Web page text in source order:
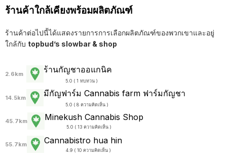
ร้านค้าใกล้เคียงพร้อมผลิตภัณฑ์
ร้านค้าต่อไปนี้ได้แสดงรายการการเลือกผลิตภัณฑ์ของพวกเขาและอยู่
ใกล้กับ topbud’s slowbar & shop
2.6km ร้านกัญชาออแกนิค
5.0 ( 1 ทบทวน )
14.5km มีกัญฟาร์ม Cannabis farm ฟาร์มกัญชา
5.0 ( 8 ความคิดเห็น )
45.7km Minekush Cannabis Shop
5.0 ( 13 ความคิดเห็น )
55.7km Cannabistro hua hin
4.9 ( 10 ความคิดเห็น )